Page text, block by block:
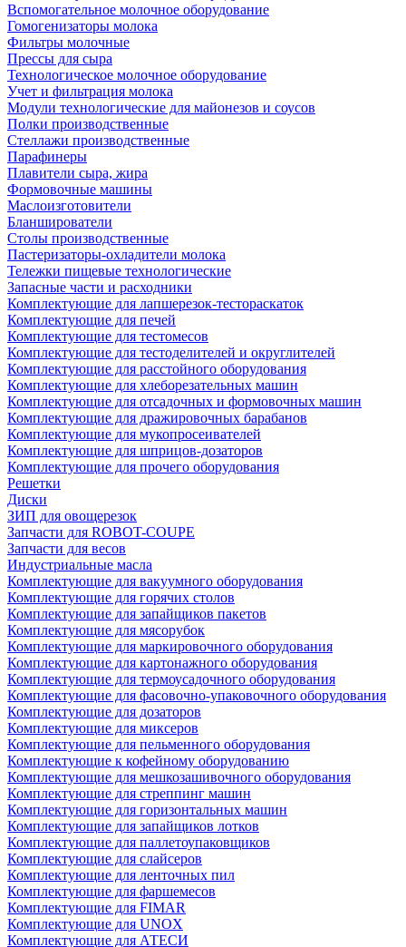
Вспомогательное молочное оборудование
Гомогенизаторы молока
Фильтры молочные
Прессы для сыра
Технологическое молочное оборудование
Учет и фильтрация молока
Модули технологические для майонезов и соусов
Полки производственные
Стеллажи производственные
Парафинеры
Плавители сыра, жира
Формовочные машины
Маслоизготовители
Бланширователи
Столы производственные
Пастеризаторы-охладители молока
Тележки пищевые технологические
Запасные части и расходники
Комплектующие для лапшерезок-тестораскаток
Комплектующие для печей
Комплектующие для тестомесов
Комплектующие для тестоделителей и округлителей
Комплектующие для расстойного оборудования
Комплектующие для хлеборезательных машин
Комплектующие для отсадочных и формовочных машин
Комплектующие для дражировочных барабанов
Комплектующие для мукопросеивателей
Комплектующие для шприцов-дозаторов
Комплектующие для прочего оборудования
Решетки
Диски
ЗИП для овощерезок
Запчасти для ROBOT-COUPE
Запчасти для весов
Индустриальные масла
Комплектующие для вакуумного оборудования
Комплектующие для горячих столов
Комплектующие для запайщиков пакетов
Комплектующие для мясорубок
Комплектующие для маркировочного оборудования
Комплектующие для картонажного оборудования
Комплектующие для термоусадочного оборудования
Комплектующие для фасовочно-упаковочного оборудования
Комплектующие для дозаторов
Комплектующие для миксеров
Комплектующие для пельменного оборудования
Комплектующие к кофейному оборудованию
Комплектующие для мешкозашивочного оборудования
Комплектующие для стреппинг машин
Комплектующие для горизонтальных машин
Комплектующие для запайщиков лотков
Комплектующие для паллетоупаковщиков
Комплектующие для слайсеров
Комплектующие для ленточных пил
Комплектующие для фаршемесов
Комплектующие для FIMAR
Комплектующие для UNOX
Комплектующие для АТЕСИ